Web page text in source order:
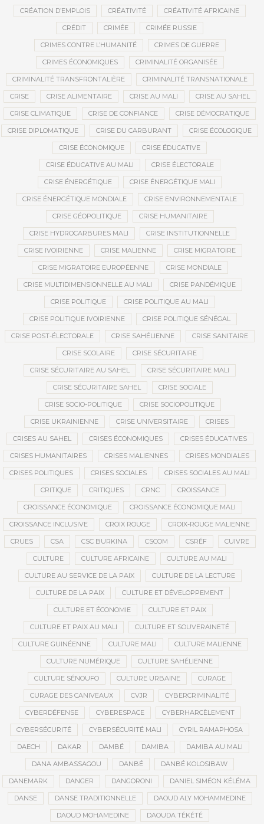
CRÉATION D’EMPLOIS CRÉATIVITÉ CRÉATIVITÉ AFRICAINE
CRÉDIT CRIMÉE CRIMÉE RUSSIE
CRIMES CONTRE L’HUMANITÉ CRIMES DE GUERRE
CRIMES ÉCONOMIQUES CRIMINALITÉ ORGANISÉE
CRIMINALITÉ TRANSFRONTALIÈRE CRIMINALITÉ TRANSNATIONALE
CRISE CRISE ALIMENTAIRE CRISE AU MALI CRISE AU SAHEL
CRISE CLIMATIQUE CRISE DE CONFIANCE CRISE DÉMOCRATIQUE
CRISE DIPLOMATIQUE CRISE DU CARBURANT CRISE ÉCOLOGIQUE
CRISE ÉCONOMIQUE CRISE ÉDUCATIVE
CRISE ÉDUCATIVE AU MALI CRISE ÉLECTORALE
CRISE ÉNERGÉTIQUE CRISE ÉNERGÉTIQUE MALI
CRISE ÉNERGÉTIQUE MONDIALE CRISE ENVIRONNEMENTALE
CRISE GÉOPOLITIQUE CRISE HUMANITAIRE
CRISE HYDROCARBURES MALI CRISE INSTITUTIONNELLE
CRISE IVOIRIENNE CRISE MALIENNE CRISE MIGRATOIRE
CRISE MIGRATOIRE EUROPÉENNE CRISE MONDIALE
CRISE MULTIDIMENSIONNELLE AU MALI CRISE PANDÉMIQUE
CRISE POLITIQUE CRISE POLITIQUE AU MALI
CRISE POLITIQUE IVOIRIENNE CRISE POLITIQUE SÉNÉGAL
CRISE POST-ÉLECTORALE CRISE SAHÉLIENNE CRISE SANITAIRE
CRISE SCOLAIRE CRISE SÉCURITAIRE
CRISE SÉCURITAIRE AU SAHEL CRISE SÉCURITAIRE MALI
CRISE SÉCURITAIRE SAHEL CRISE SOCIALE
CRISE SOCIO-POLITIQUE CRISE SOCIOPOLITIQUE
CRISE UKRAINIENNE CRISE UNIVERSITAIRE CRISES
CRISES AU SAHEL CRISES ÉCONOMIQUES CRISES ÉDUCATIVES
CRISES HUMANITAIRES CRISES MALIENNES CRISES MONDIALES
CRISES POLITIQUES CRISES SOCIALES CRISES SOCIALES AU MALI
CRITIQUE CRITIQUES CRNC CROISSANCE
CROISSANCE ÉCONOMIQUE CROISSANCE ÉCONOMIQUE MALI
CROISSANCE INCLUSIVE CROIX ROUGE CROIX-ROUGE MALIENNE
CRUES CSA CSC BURKINA CSCOM CSRÉF CUIVRE
CULTURE CULTURE AFRICAINE CULTURE AU MALI
CULTURE AU SERVICE DE LA PAIX CULTURE DE LA LECTURE
CULTURE DE LA PAIX CULTURE ET DÉVELOPPEMENT
CULTURE ET ÉCONOMIE CULTURE ET PAIX
CULTURE ET PAIX AU MALI CULTURE ET SOUVERAINETÉ
CULTURE GUINÉENNE CULTURE MALI CULTURE MALIENNE
CULTURE NUMÉRIQUE CULTURE SAHÉLIENNE
CULTURE SÉNOUFO CULTURE URBAINE CURAGE
CURAGE DES CANIVEAUX CVJR CYBERCRIMINALITÉ
CYBERDÉFENSE CYBERESPACE CYBERHARCÈLEMENT
CYBERSÉCURITÉ CYBERSÉCURITÉ MALI CYRIL RAMAPHOSA
DAECH DAKAR DAMBÉ DAMIBA DAMIBA AU MALI
DANA AMBASSAGOU DANBÉ DANBÉ KOLOSIBAW
DANEMARK DANGER DANGORONI DANIEL SIMÉON KÉLÉMA
DANSE DANSE TRADITIONNELLE DAOUD ALY MOHAMMEDINE
DAOUD MOHAMEDINE DAOUDA TÉKÉTÉ